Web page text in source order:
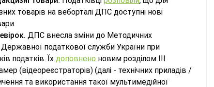
товарів на веборталі ДПС доступні нові
ДПС внесла зміни до Методичних
податкової служби України при
податків. Їх доповнено новим розділом III
(відеореєстраторів) (далі - технічних приладів /
та використання такої мультимедійної